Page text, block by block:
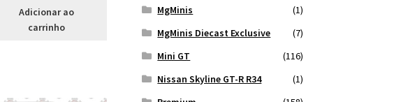
Adicionar ao
carrinho
MgMinis
(1)
MgMinis Diecast Exclusive
(7)
Mini GT
(116)
Nissan Skyline GT-R R34
(1)